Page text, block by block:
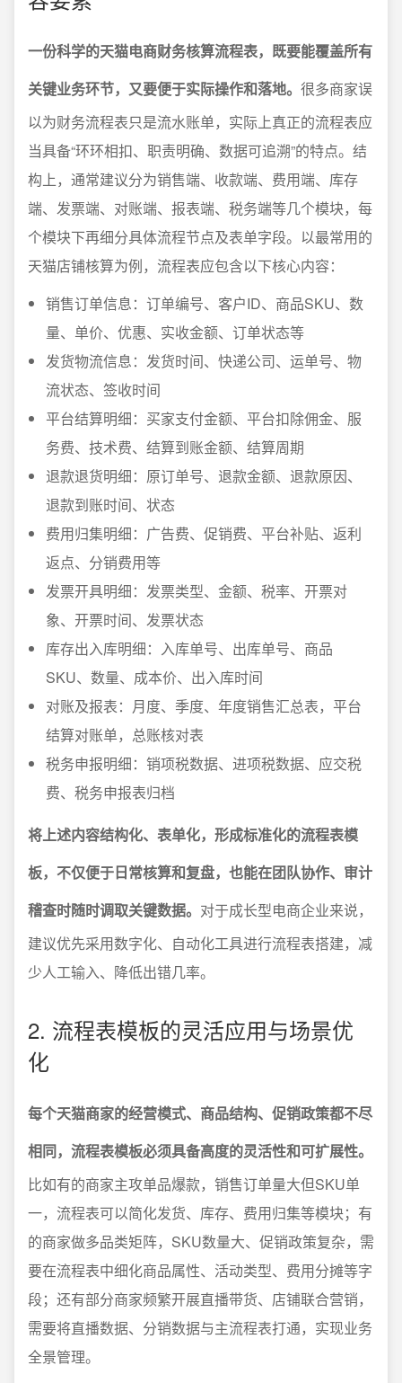
一份科学的天猫电商财务核算流程表，既要能覆盖所有
关键业务环节，又要便于实际操作和落地。 很多商家误
以为财务流程表只是流水账单，实际上真正的流程表应
当具备“环环相扣、职责明确、数据可追溯”的特点。结
构上，通常建议分为销售端、收款端、费用端、库存
端、发票端、对账端、报表端、税务端等几个模块，每
个模块下再细分具体流程节点及表单字段。以最常用的
天猫店铺核算为例，流程表应包含以下核心内容：
销售订单信息：订单编号、客户ID、商品SKU、数
量、单价、优惠、实收金额、订单状态等
发货物流信息：发货时间、快递公司、运单号、物
流状态、签收时间
平台结算明细：买家支付金额、平台扣除佣金、服
务费、技术费、结算到账金额、结算周期
退款退货明细：原订单号、退款金额、退款原因、
退款到账时间、状态
费用归集明细：广告费、促销费、平台补贴、返利
返点、分销费用等
发票开具明细：发票类型、金额、税率、开票对
象、开票时间、发票状态
库存出入库明细：入库单号、出库单号、商品
SKU、数量、成本价、出入库时间
对账及报表：月度、季度、年度销售汇总表，平台
结算对账单，总账核对表
税务申报明细：销项税数据、进项税数据、应交税
费、税务申报表归档
将上述内容结构化、表单化，形成标准化的流程表模
板，不仅便于日常核算和复盘，也能在团队协作、审计
稽查时随时调取关键数据。 对于成长型电商企业来说，
建议优先采用数字化、自动化工具进行流程表搭建，减
少人工输入、降低出错几率。
2. 流程表模板的灵活应用与场景优
化
每个天猫商家的经营模式、商品结构、促销政策都不尽
相同，流程表模板必须具备高度的灵活性和可扩展性。
比如有的商家主攻单品爆款，销售订单量大但SKU单
一，流程表可以简化发货、库存、费用归集等模块；有
的商家做多品类矩阵，SKU数量大、促销政策复杂，需
要在流程表中细化商品属性、活动类型、费用分摊等字
段；还有部分商家频繁开展直播带货、店铺联合营销，
需要将直播数据、分销数据与主流程表打通，实现业务
全景管理。